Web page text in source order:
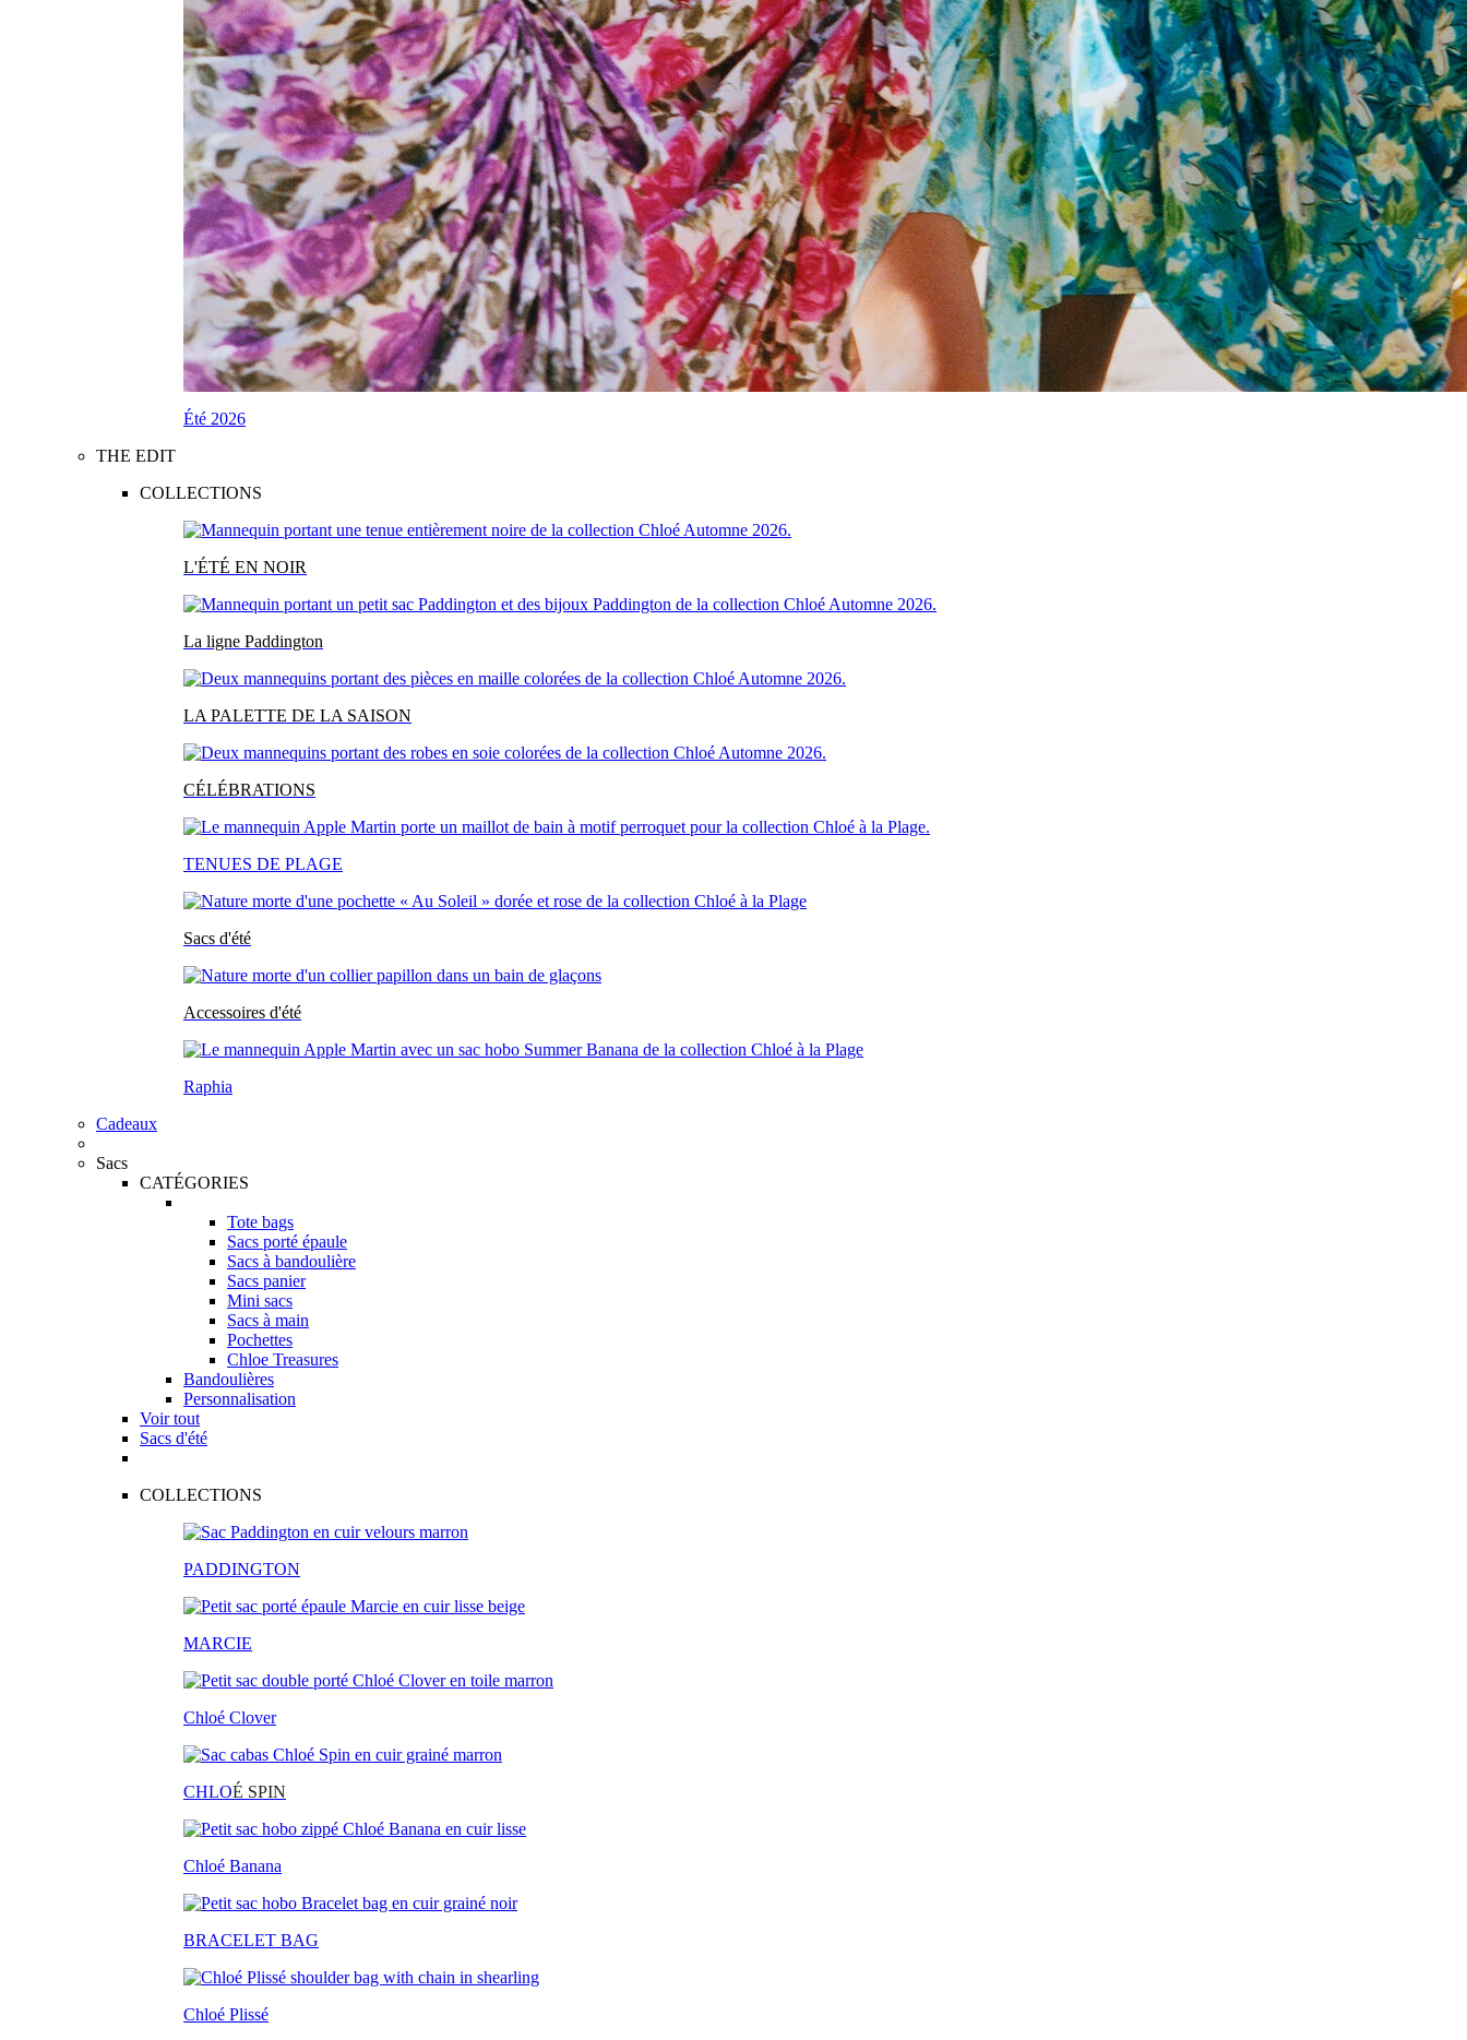
Été 2026
THE EDIT
COLLECTIONS
L'ÉTÉ EN NOIR
La ligne Paddington
LA PALETTE DE LA SAISON
CÉLÉBRATIONS
TENUES DE PLAGE
Sacs d'été
Accessoires d'été
Raphia
Cadeaux
Sacs
CATÉGORIES
Tote bags
Sacs porté épaule
Sacs à bandoulière
Sacs panier
Mini sacs
Sacs à main
Pochettes
Chloe Treasures
Bandoulières
Personnalisation
Voir tout
Sacs d'été
COLLECTIONS
PADDINGTON
MARCIE
Chloé Clover
CHLOÉ SPIN
Chloé Banana
BRACELET BAG
Chloé Plissé